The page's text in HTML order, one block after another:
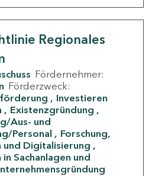
Regionales
Fördernehmer:
Förderzweck:
Investieren
Existenzgründung
Aus- und
Personal
Forschung,
und Digitalisierung
Sachanlagen und